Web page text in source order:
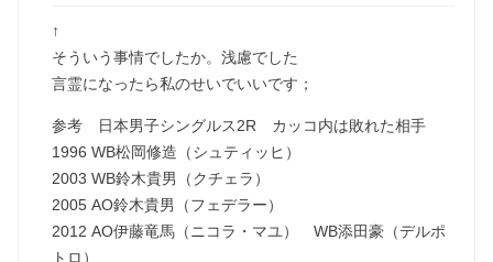
↑
そういう事情でしたか。浅慮でした
言霊になったら私のせいでいいです；
参考 日本男子シングルス2R カッコ内は敗れた相手
1996 WB松岡修造（シュティッヒ）
2003 WB鈴木貴男（クチェラ）
2005 AO鈴木貴男（フェデラー）
2012 AO伊藤竜馬（ニコラ・マユ） WB添田豪（デルポ
トロ）